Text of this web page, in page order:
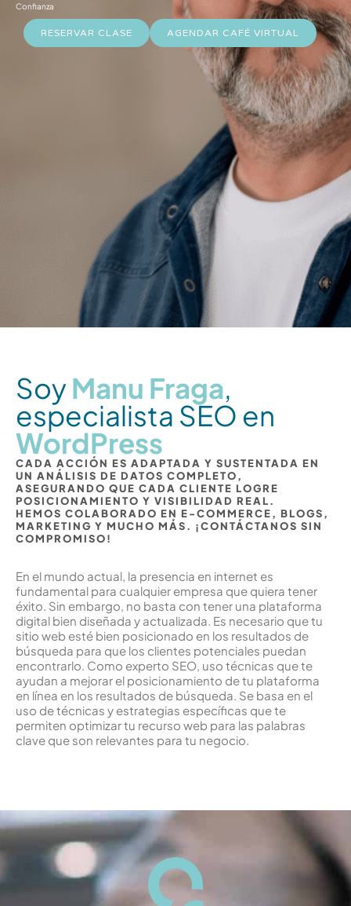
Confianza
RESERVAR CLASE AGENDAR CAFÉ VIRTUAL
SoyManu Fraga,
especialista SEO en
WordPress
CADA ACCIÓN ES ADAPTADA Y SUSTENTADA EN
UN ANÁLISIS DE DATOS COMPLETO,
ASEGURANDO QUE CADA CLIENTE LOGRE
POSICIONAMIENTO Y VISIBILIDAD REAL.
HEMOS COLABORADO EN E-COMMERCE, BLOGS,
MARKETING Y MUCHO MÁS. ¡CONTÁCTANOS SIN
COMPROMISO!
En el mundo actual, la presencia en internet es
fundamental para cualquier empresa que quiera tener
éxito. Sin embargo, no basta con tener una plataforma
digital bien diseñada y actualizada. Es necesario que tu
sitio web esté bien posicionado en los resultados de
búsqueda para que los clientes potenciales puedan
encontrarlo. Como experto SEO, uso técnicas que te
ayudan a mejorar el posicionamiento de tu plataforma
en línea en los resultados de búsqueda. Se basa en el
uso de técnicas y estrategias específicas que te
permiten optimizar tu recurso web para las palabras
clave que son relevantes para tu negocio.